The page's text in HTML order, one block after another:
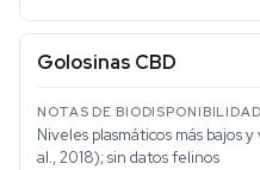
Golosinas CBD
Niveles plasmáticos más bajos
al., 2018); sin datos felinos